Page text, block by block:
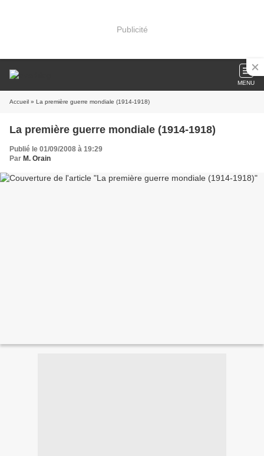
Publicité
MENU
Accueil » La première guerre mondiale (1914-1918)
La première guerre mondiale (1914-1918)
Publié le 01/09/2008 à 19:29
Par M. Orain